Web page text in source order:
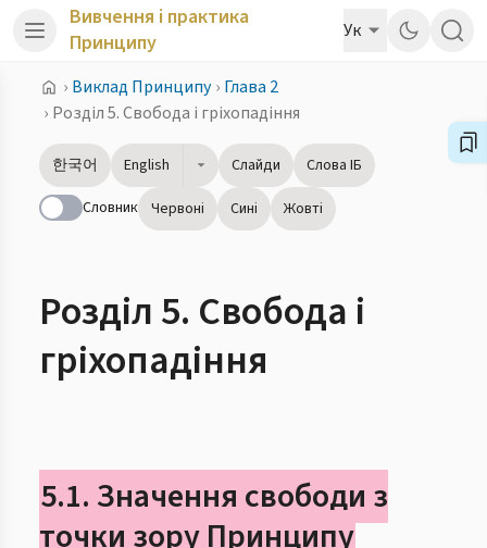
Вивчення і практика
Принципу
Ук
› Виклад Принципу › Глава 2
› Розділ 5. Свобода і гріхопадіння
한국어 English Слайди
Слова ІБ
Словник Червоні Сині Жовті
Розділ 5. Свобода і
гріхопадіння
5.1. Значення свободи з
точки зору Принципу